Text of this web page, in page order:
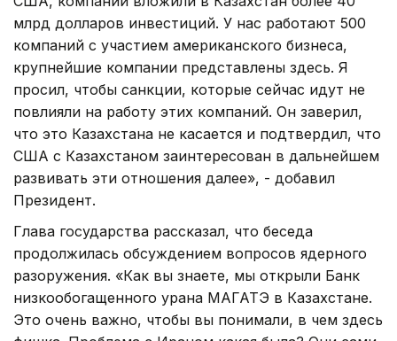
млрд долларов инвестиций. У нас работают 500
компаний с участием американского бизнеса,
крупнейшие компании представлены здесь. Я
просил, чтобы санкции, которые сейчас идут не
повлияли на работу этих компаний. Он заверил,
что это Казахстана не касается и подтвердил, что
США с Казахстаном заинтересован в дальнейшем
развивать эти отношения далее», - добавил
Президент.
Глава государства рассказал, что беседа
продолжилась обсуждением вопросов ядерного
разоружения. «Как вы знаете, мы открыли Банк
низкообогащенного урана МАГАТЭ в Казахстане.
Это очень важно, чтобы вы понимали, в чем здесь